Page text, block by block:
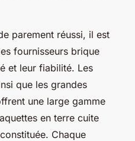
parement réussi, il est
fournisseurs brique
et leur fiabilité. Les
que les grandes
une large gamme
en terre cuite
Chaque